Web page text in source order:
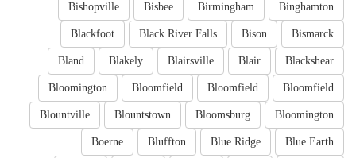
Binghamton
Birmingham
Bisbee
Bishopville
Bismarck
Bison
Black River Falls
Blackfoot
Blackshear
Blair
Blairsville
Blakely
Bland
Bloomfield
Bloomfield
Bloomfield
Bloomington
Bloomington
Bloomsburg
Blountstown
Blountville
Blue Earth
Blue Ridge
Bluffton
Boerne